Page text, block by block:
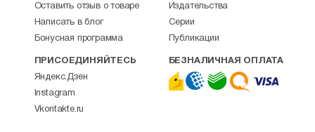
Оставить отзыв о товаре
Написать в блог
Бонусная программа
Издательства
Серии
Публикации
ПРИСОЕДИНЯЙТЕСЬ
Яндекс.Дзен
Instagram
Vkontakte.ru
БЕЗНАЛИЧНАЯ ОПЛАТА